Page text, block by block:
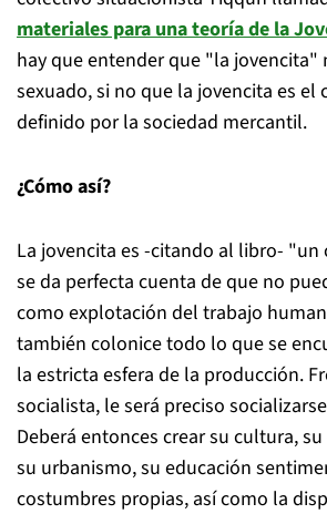
materiales para una teoría de la
hay que entender que "la jovencita"
sexuado, si no que la jovencita es
definido por la sociedad mercantil.
¿Cómo así?
La jovencita es -citando al libro-
se da perfecta cuenta de que no
como explotación del trabajo
también colonice todo lo que se
la estricta esfera de la producción.
socialista, le será preciso
Deberá entonces crear su cultura,
su urbanismo, su educación
costumbres propias, así como la